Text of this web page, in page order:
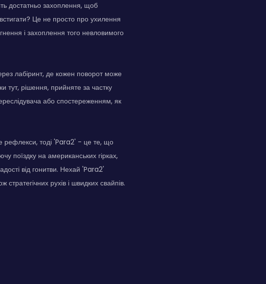
достатньо захоплення, щоб
Це не просто про ухилення
і захоплення того невловимого
лабіринт, де кожен поворот може
тут, рішення, прийняте за частку
або спостереженням, як
рефлекси, тоді 'Para2' - це те, що
поїздку на американських гірках,
від гонитви. Нехай 'Para2'
стратегічних рухів і швидких свайпів.